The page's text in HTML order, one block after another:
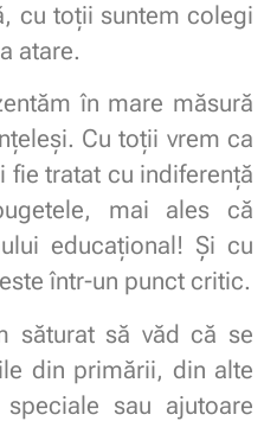
cu toții suntem colegi
atare.
în mare măsură
Cu toții vrem ca
fie tratat cu indiferență
mai ales că
educațional! Și cu
într-un punct critic.
săturat să văd că se
din primării, din alte
sau ajutoare